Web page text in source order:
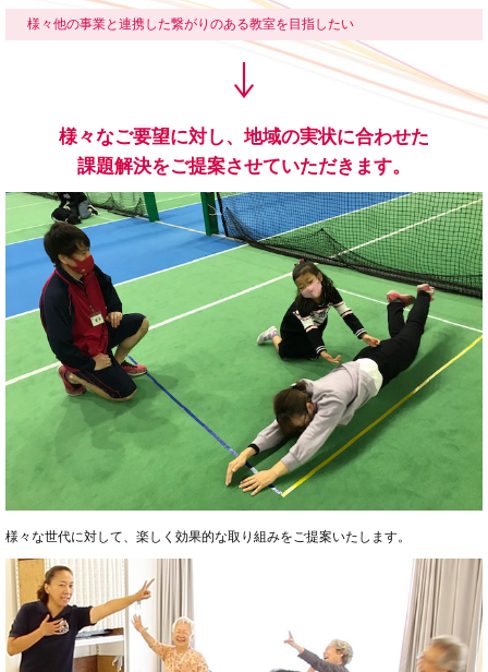
様々他の事業と連携した繋がりのある教室を目指したい
様々なご要望に対し、地域の実状に合わせた
課題解決をご提案させていただきます。
様々な世代に対して、楽しく効果的な取り組みをご提案いたします。